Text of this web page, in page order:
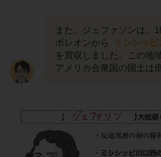
また、ジェファソンは、
ポレオンから
ミシシッ
を買収しました。この地
アメリカ合衆国の国土は